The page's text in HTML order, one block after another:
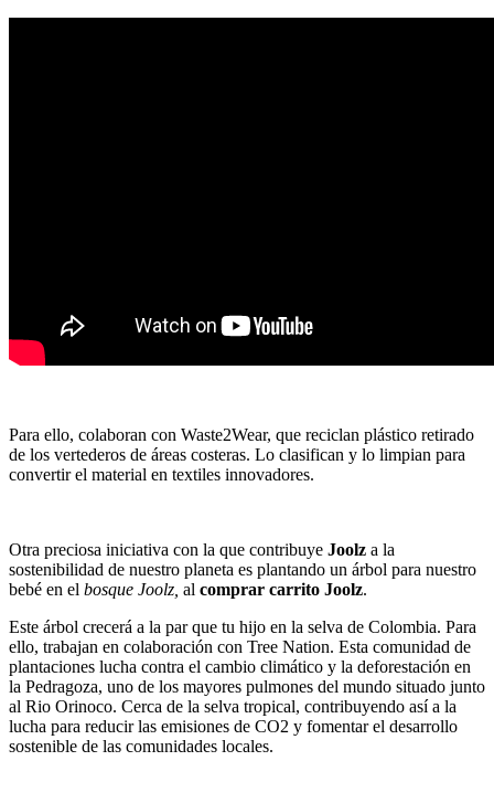
Para ello, colaboran con Waste2Wear, que reciclan plástico retirado
de los vertederos de áreas costeras. Lo clasifican y lo limpian para
convertir el material en textiles innovadores.
Otra preciosa iniciativa con la que contribuye Joolz a la
sostenibilidad de nuestro planeta es plantando un árbol para nuestro
bebé en el bosque Joolz, al comprar carrito Joolz.
Este árbol crecerá a la par que tu hijo en la selva de Colombia. Para
ello, trabajan en colaboración con Tree Nation. Esta comunidad de
plantaciones lucha contra el cambio climático y la deforestación en
la Pedragoza, uno de los mayores pulmones del mundo situado junto
al Rio Orinoco. Cerca de la selva tropical, contribuyendo así a la
lucha para reducir las emisiones de CO2 y fomentar el desarrollo
sostenible de las comunidades locales.